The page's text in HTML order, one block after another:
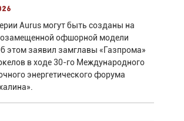
Aurus могут быть созданы на
офшорной модели
этом заявил замглавы «Газпрома»
в ходе 30-го Международного
энергетического форума